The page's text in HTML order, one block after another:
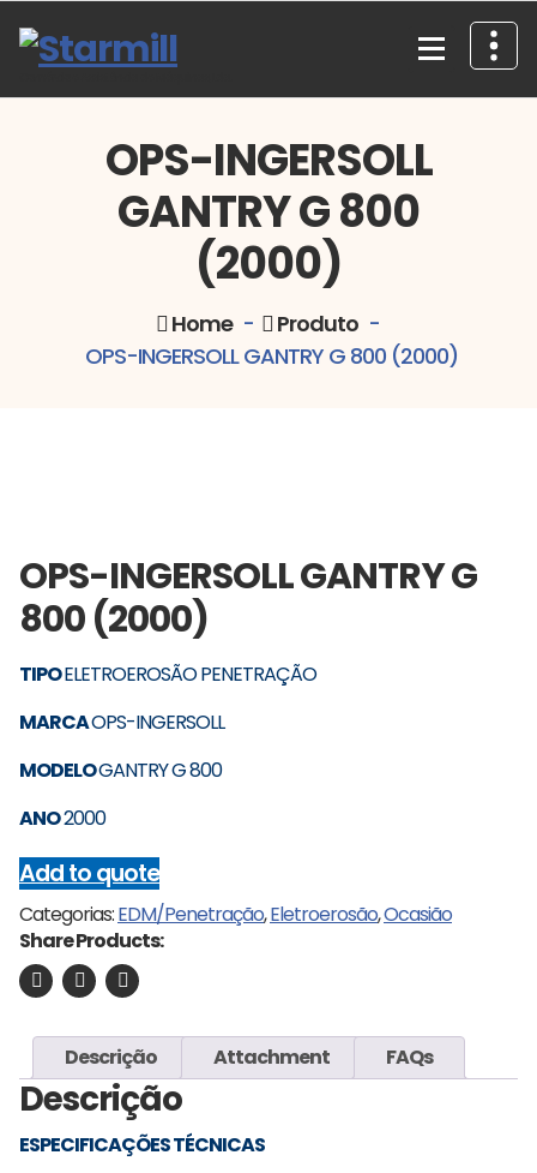
content
OPS-INGERSOLL
GANTRY G 800
(2000)
Home- Produto-
OPS-INGERSOLL GANTRY G 800 (2000)
OPS-INGERSOLL GANTRY G
800 (2000)
TIPOELETROEROSÃO PENETRAÇÃO
MARCAOPS-INGERSOLL
MODELOGANTRY G 800
ANO2000
Add to quote
Categorias:EDM/Penetração,Eletroerosão,Ocasião
Share Products:
Descrição Attachment FAQs
Descrição
ESPECIFICAÇÕES TÉCNICAS